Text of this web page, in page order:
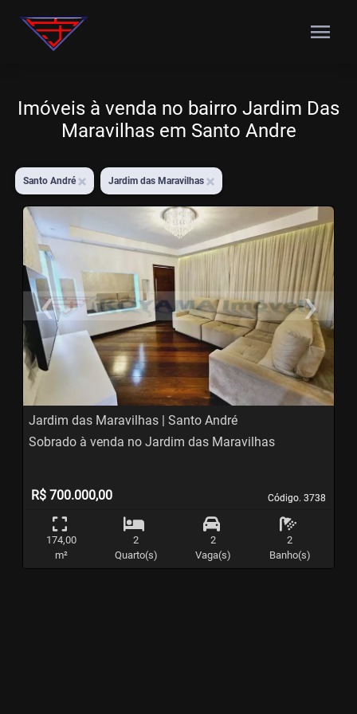
menu
Imóveis à venda no bairro Jardim Das
Maravilhas em Santo Andre
Santo André Jardim das Maravilhas
‹
Previous
›
Jardim das Maravilhas | Santo André
Código. 3738
Código. 3738
Sobrado à venda no Jardim das Maravilhas
R$ 700.000,00
174,00
m²
2
Quarto(s)
2
Vaga(s)
2
Banho(s)